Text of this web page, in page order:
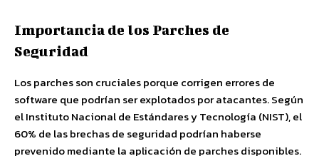
Importancia de los Parches de
Seguridad
Los parches son cruciales porque corrigen errores de
software que podrían ser explotados por atacantes. Según
el Instituto Nacional de Estándares y Tecnología (NIST), el
60% de las brechas de seguridad podrían haberse
prevenido mediante la aplicación de parches disponibles.